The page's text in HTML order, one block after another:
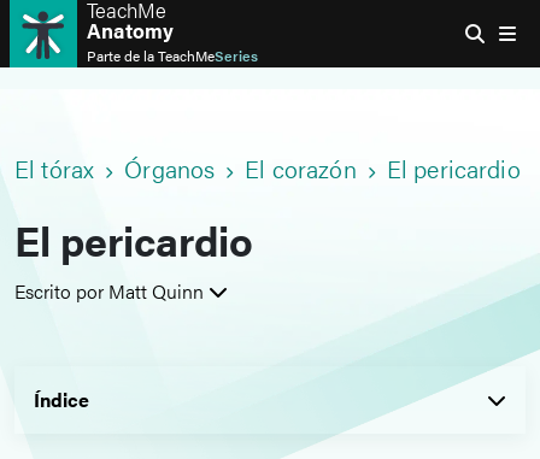
TeachMe
Anatomy
Parte de laTeachMeSeries
El tórax Órganos El corazón El pericardio
El pericardio
Escrito por Matt Quinn
Índice